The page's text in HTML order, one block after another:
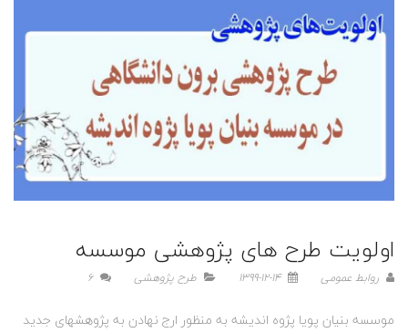
اولویت طرح های پژوهشی موسسه
روابط عمومی 1399-12-14 طرح پژوهشی 6
موسسه بنیان پویا پژوه اندیشه به منظور ارج نهادن به پژوهشهای جدید